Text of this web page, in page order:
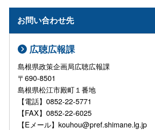
お問い合わせ先
広聴広報課
島根県政策企画局広聴広報課
〒690-8501
島根県松江市殿町１番地
【電話】0852-22-5771
【FAX】0852-22-6025
【Eメール】kouhou@pref.shimane.lg.jp